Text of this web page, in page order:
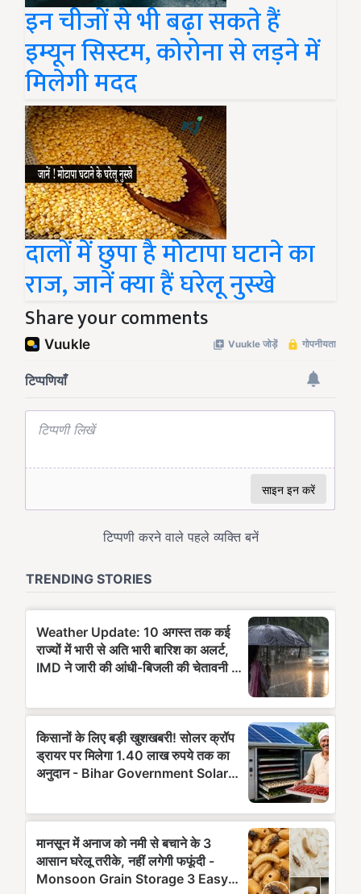
इन चीजों से भी बढ़ा सकते हैं
इम्यून सिस्टम, कोरोना से लड़ने में
मिलेगी मदद
दालों में छुपा है मोटापा घटाने का
राज, जानें क्या हैं घरेलू नुस्खे
Share your comments